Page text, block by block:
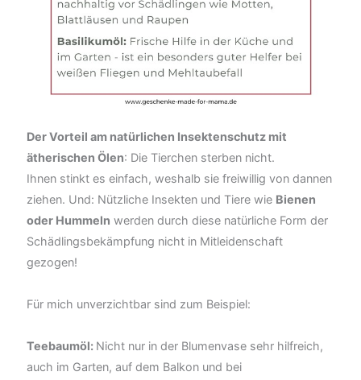
Der Vorteil am natürlichen Insektenschutz mit
ätherischen Ölen: Die Tierchen sterben nicht.
Ihnen stinkt es einfach, weshalb sie freiwillig von dannen
ziehen. Und: Nützliche Insekten und Tiere wie Bienen
oder Hummeln werden durch diese natürliche Form der
Schädlingsbekämpfung nicht in Mitleidenschaft
gezogen!
Für mich unverzichtbar sind zum Beispiel:
Teebaumöl: Nicht nur in der Blumenvase sehr hilfreich,
auch im Garten, auf dem Balkon und bei